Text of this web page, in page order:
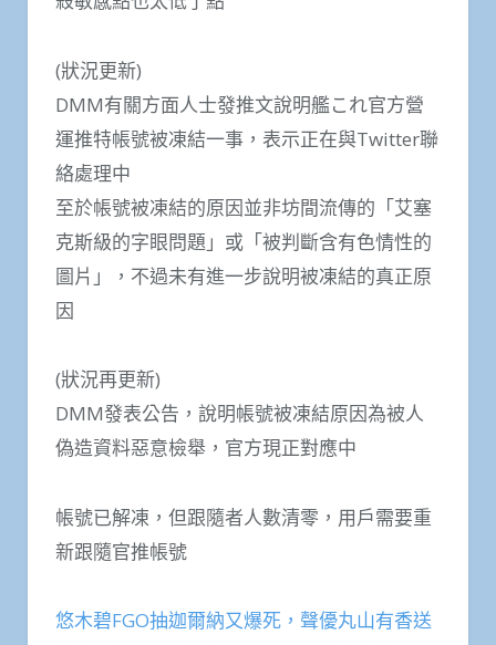
(狀況更新)
DMM有關方面人士發推文說明艦これ官方營
運推特帳號被凍結一事，表示正在與Twitter聯
絡處理中
至於帳號被凍結的原因並非坊間流傳的「艾塞
克斯級的字眼問題」或「被判斷含有色情性的
圖片」，不過未有進一步說明被凍結的真正原
因
(狀況再更新)
DMM發表公告，說明帳號被凍結原因為被人
偽造資料惡意檢舉，官方現正對應中
帳號已解凍，但跟隨者人數清零，用戶需要重
新跟隨官推帳號
悠木碧FGO抽迦爾納又爆死，聲優丸山有香送